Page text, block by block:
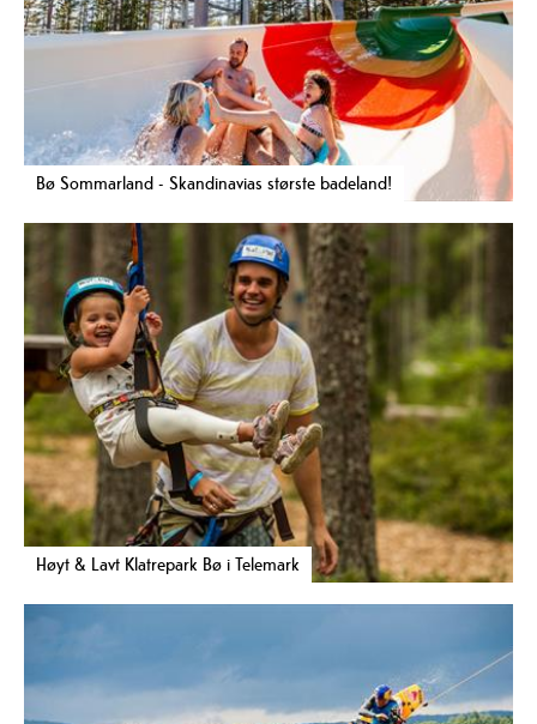
Bø Sommarland - Skandinavias største badeland!
Høyt & Lavt Klatrepark Bø i Telemark